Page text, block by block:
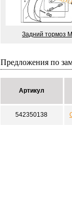
Задний тормоз
Предложения по
Артикул
542350138